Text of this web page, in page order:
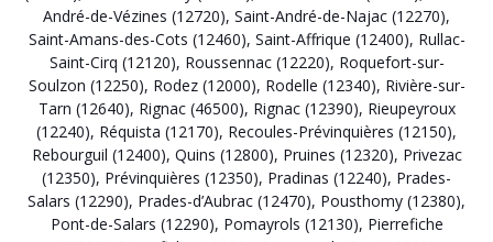
André-de-Vézines (12720), Saint-André-de-Najac (12270),
Saint-Amans-des-Cots (12460), Saint-Affrique (12400), Rullac-
Saint-Cirq (12120), Roussennac (12220), Roquefort-sur-
Soulzon (12250), Rodez (12000), Rodelle (12340), Rivière-sur-
Tarn (12640), Rignac (46500), Rignac (12390), Rieupeyroux
(12240), Réquista (12170), Recoules-Prévinquières (12150),
Rebourguil (12400), Quins (12800), Pruines (12320), Privezac
(12350), Prévinquières (12350), Pradinas (12240), Prades-
Salars (12290), Prades-d’Aubrac (12470), Pousthomy (12380),
Pont-de-Salars (12290), Pomayrols (12130), Pierrefiche